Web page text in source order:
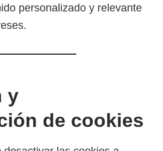
personalizado y relevante
y
de cookies